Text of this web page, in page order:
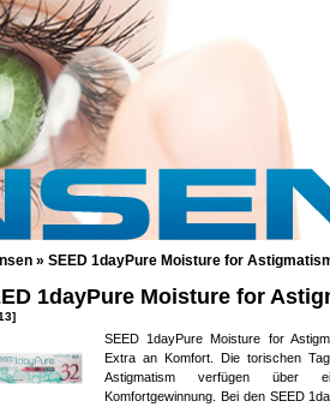
UND
» SEED 1dayPure Moisture for
1dayPure Moisture for
SEED 1dayPure Moisture for
Extra an Komfort. Die torischen
Astigmatism verfügen über
Komfortgewinnung. Bei den SEED